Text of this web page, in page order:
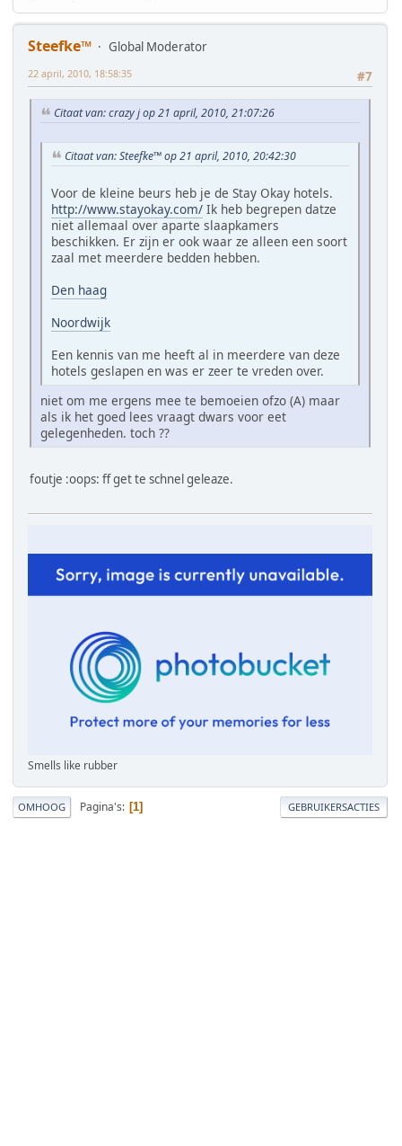
Steefke™
Global Moderator
#7
22 april, 2010, 18:58:35
Citaat van: crazy j op 21 april, 2010, 21:07:26
Citaat van: Steefke™ op 21 april, 2010, 20:42:30
Voor de kleine beurs heb je de Stay Okay hotels.
http://www.stayokay.com/ Ik heb begrepen datze
niet allemaal over aparte slaapkamers
beschikken. Er zijn er ook waar ze alleen een soort
zaal met meerdere bedden hebben.
Den haag
Noordwijk
Een kennis van me heeft al in meerdere van deze
hotels geslapen en was er zeer te vreden over.
niet om me ergens mee te bemoeien ofzo (A) maar
als ik het goed lees vraagt dwars voor eet
gelegenheden. toch ??
foutje :oops: ff get te schnel geleaze.
Smells like rubber
OMHOOG Pagina's 1 GEBRUIKERSACTIES